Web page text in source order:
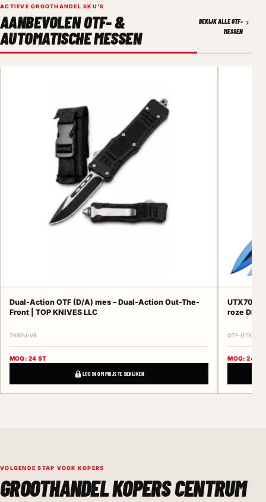
ACTIEVE GROOTHANDEL SKU'S
AANBEVOLEN OTF- &
AUTOMATISCHE MESSEN
BEKIJK ALLE OTF-
MESSEN
Dual-Action OTF (D/A) mes – Dual-Action Out-The-
Front | TOP KNIVES LLC
TK97U-VR
MOQ: 24 ST
LOG IN OM PRIJS TE BEKIJKEN
UTX70-
roze
OTF-UTX70-
MOQ: 24 ST
VOLGENDE STAP VOOR KOPERS
GROOTHANDEL KOPERS CENTRUM